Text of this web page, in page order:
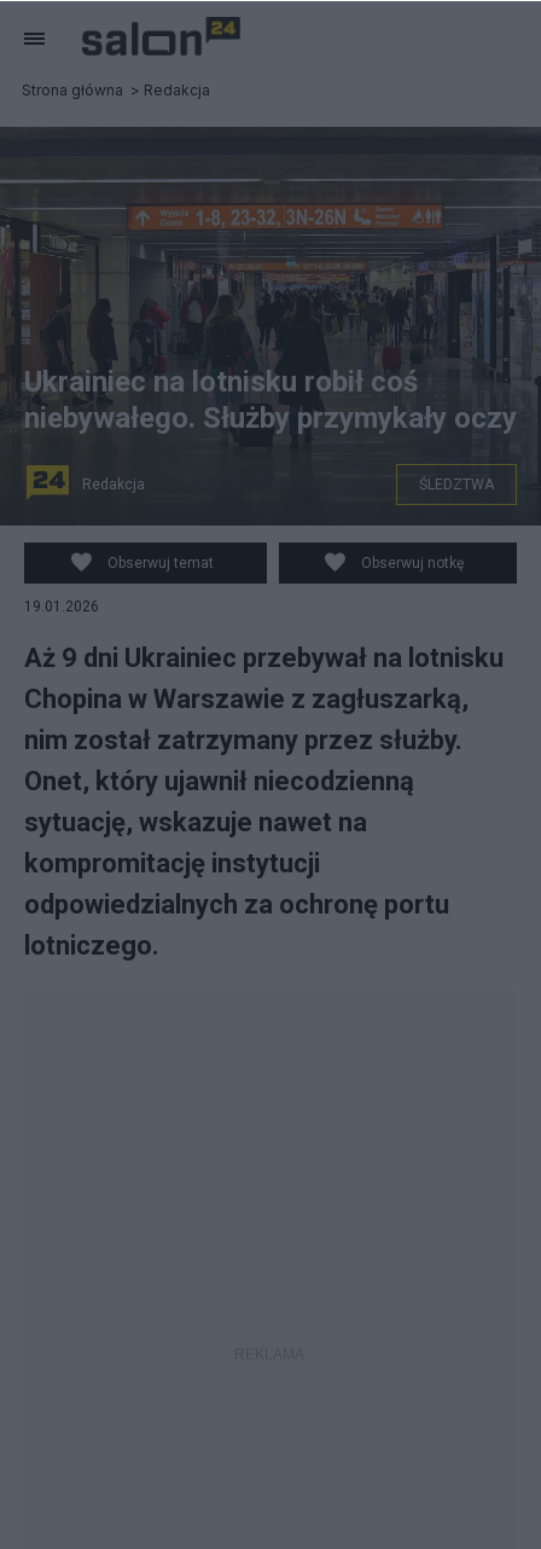
Strona główna Redakcja
Ukrainiec na lotnisku robił coś
niebywałego. Służby przymykały oczy
Redakcja ŚLEDZTWA
Obserwuj temat Obserwuj notkę
19.01.2026
Aż 9 dni Ukrainiec przebywał na lotnisku
Chopina w Warszawie z zagłuszarką,
nim został zatrzymany przez służby.
Onet, który ujawnił niecodzienną
sytuację, wskazuje nawet na
kompromitację instytucji
odpowiedzialnych za ochronę portu
lotniczego.